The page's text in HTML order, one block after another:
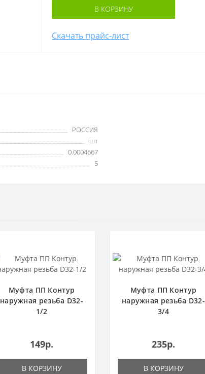
В КОРЗИНУ
Скачать прайс-лист
РОССИЯ
шт
0.0004667
5
Муфта ПП Контур
наружная резьба D32-
1/2
149р.
В КОРЗИНУ
Муфта ПП Контур
наружная резьба D32-
3/4
235р.
В КОРЗИНУ